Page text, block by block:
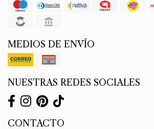
MEDIOS DE ENVÍO
NUESTRAS REDES SOCIALES
CONTACTO